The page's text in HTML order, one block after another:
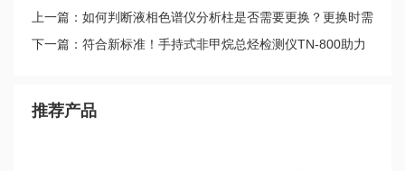
上一篇：如何判断液相色谱仪分析柱是否需要更换？更换时需
注意哪些问题？
下一篇：符合新标准！手持式非甲烷总烃检测仪TN-800助力
推荐产品